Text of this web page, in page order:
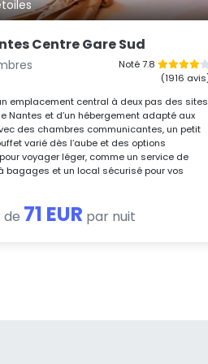
Centre Gare Sud
Noté 7.8
(1916
emplacement central à deux pas des sites
Nantes et d’un hébergement adapté aux
des chambres communicantes, un petit
varié dès l’aube et des options
voyager léger, comme un service de
bagages et un local sécurisé pour vos
de 71 EUR par nuit